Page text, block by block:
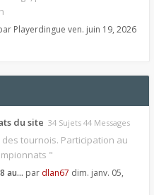
Playerdingue ven. juin 19, 2026
du site 34 Sujets 44 Messages
tournois. Participation au
"
au… par dlan67 dim. janv. 05,